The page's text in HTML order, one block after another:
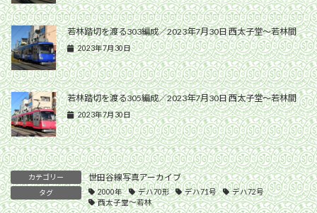
若林踏切を渡る303編成／2023年7月30日 西太子堂〜若林間
2023年7月30日
若林踏切を渡る305編成／2023年7月30日 西太子堂〜若林間
2023年7月30日
カテゴリー 世田谷線写真アーカイブ
タグ 2000年 デハ70形 デハ71号
デハ72号
西太子堂〜若林